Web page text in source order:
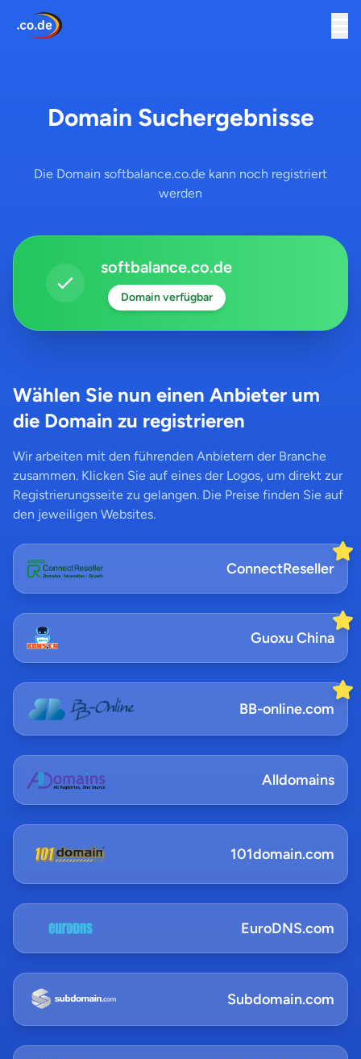
Domain Suchergebnisse
Die Domain softbalance.co.de kann noch registriert
werden
softbalance.co.de
Domain verfügbar
Wählen Sie nun einen Anbieter um
die Domain zu registrieren
Wir arbeiten mit den führenden Anbietern der Branche
zusammen. Klicken Sie auf eines der Logos, um direkt zur
Registrierungsseite zu gelangen. Die Preise finden Sie auf
den jeweiligen Websites.
ConnectReseller
Guoxu China
BB-online.com
Alldomains
101domain.com
EuroDNS.com
Subdomain.com